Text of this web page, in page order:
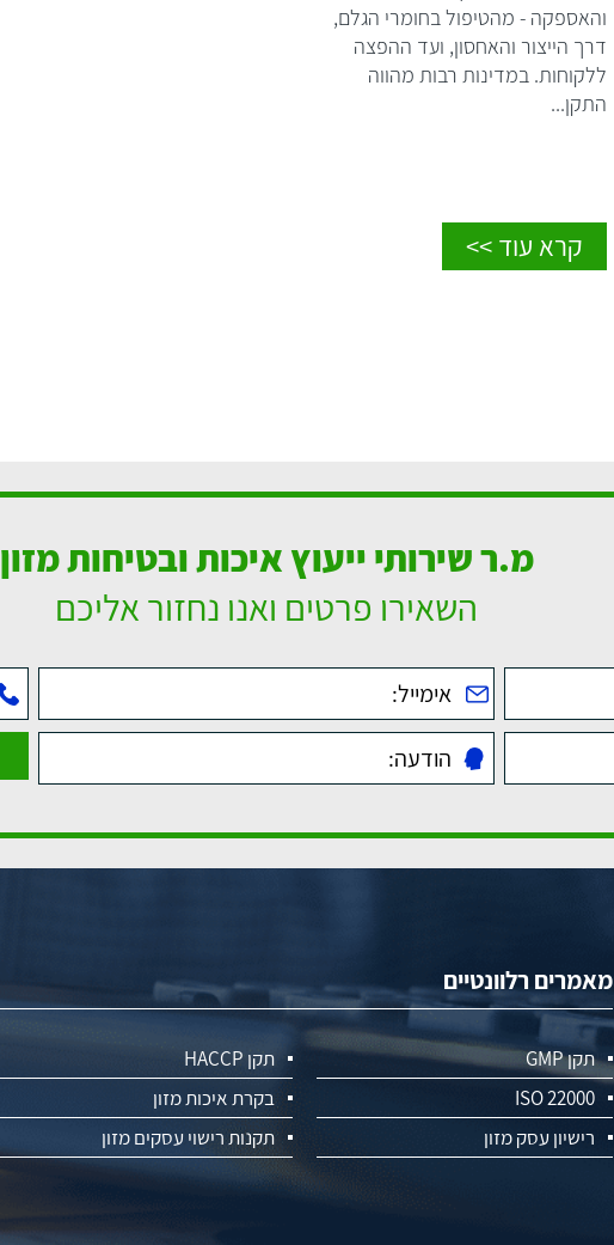
והאספקה - מהטיפול בחומרי הגלם,
דרך הייצור והאחסון, ועד ההפצה
ללקוחות. במדינות רבות מהווה
התקן...
קרא עוד >>
מ.ר שירותי ייעוץ איכות ובטיחות מזון
השאירו פרטים ואנו נחזור אליכם
מאמרים רלוונטיים
תקן GMP
תקן HACCP
ISO 22000
בקרת איכות מזון
רישיון עסק מזון
תקנות רישוי עסקים מזון